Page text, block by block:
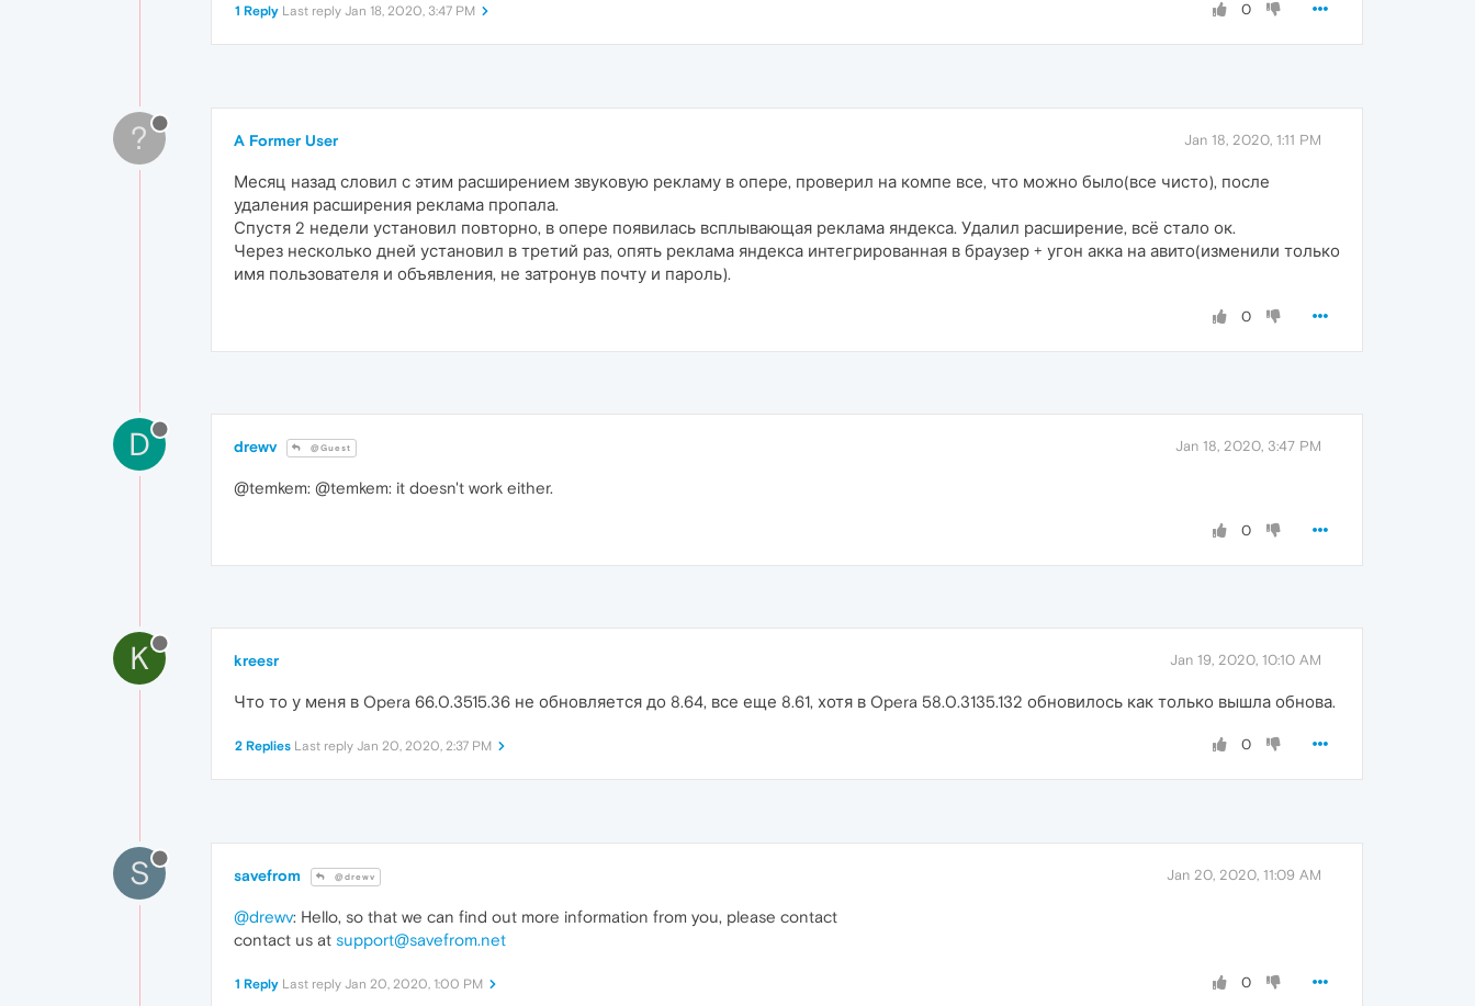
0
1 Reply Last reply Jan 18, 2020, 3:47 PM
? A Former User Jan 18, 2020, 1:11 PM
Месяц назад словил с этим расширением звуковую рекламу в опере, проверил на компе все, что можно было(все чисто), после
удаления расширения реклама пропала.
Спустя 2 недели установил повторно, в опере появилась всплывающая реклама яндекса. Удалил расширение, всё стало ок.
Через несколько дней установил в третий раз, опять реклама яндекса интегрированная в браузер + угон акка на авито(изменили только
имя пользователя и объявления, не затронув почту и пароль).
0
D drewv @Guest Jan 18, 2020, 3:47 PM
@temkem: @temkem: it doesn't work either.
0
K kreesr Jan 19, 2020, 10:10 AM
Что то у меня в Opera 66.0.3515.36 не обновляется до 8.64, все еще 8.61, хотя в Opera 58.0.3135.132 обновилось как только вышла обнова.
0
2 Replies Last reply Jan 20, 2020, 2:37 PM
S savefrom @drewv Jan 20, 2020, 11:09 AM
@drewv: Hello, so that we can find out more information from you, please contact
contact us at support@savefrom.net
0
1 Reply Last reply Jan 20, 2020, 1:00 PM